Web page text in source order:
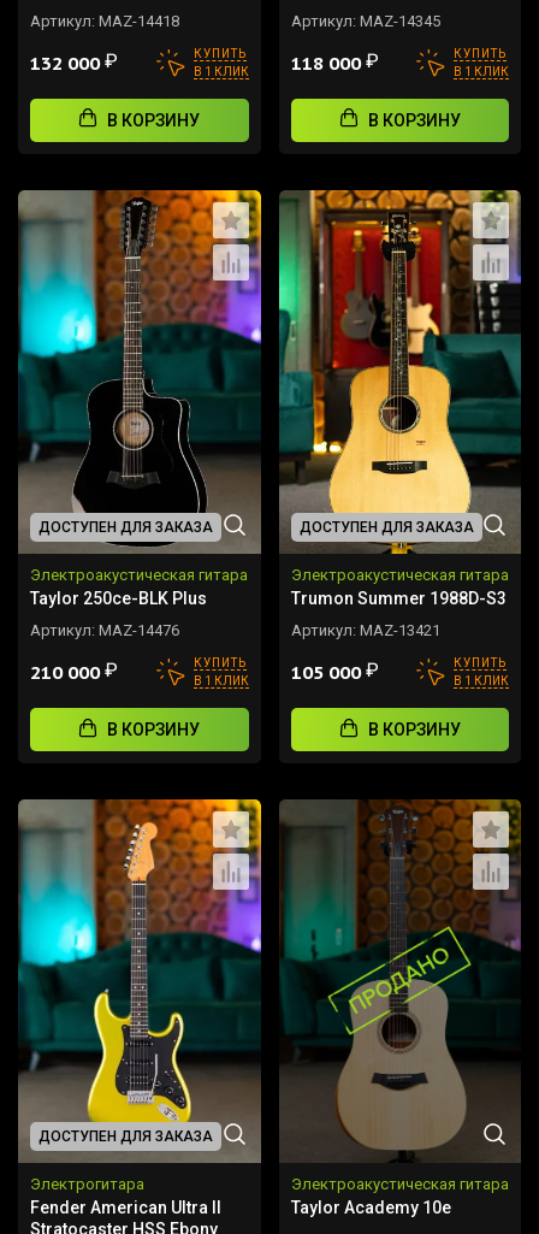
Артикул: MAZ-14418
132 000₽
КУПИТЬ
В 1 КЛИК
В КОРЗИНУ
Артикул: MAZ-14345
118 000₽
КУПИТЬ
В 1 КЛИК
В КОРЗИНУ
ДОСТУПЕН ДЛЯ ЗАКАЗА
Электроакустическая гитара
Taylor 250ce-BLK Plus
Артикул: MAZ-14476
210 000₽
КУПИТЬ
В 1 КЛИК
В КОРЗИНУ
ДОСТУПЕН ДЛЯ ЗАКАЗА
Электроакустическая гитара
Trumon Summer 1988D-S3
Артикул: MAZ-13421
105 000₽
КУПИТЬ
В 1 КЛИК
В КОРЗИНУ
ДОСТУПЕН ДЛЯ ЗАКАЗА
Электрогитара
Fender American Ultra II
Stratocaster HSS Ebony
Электроакустическая гитара
Taylor Academy 10e